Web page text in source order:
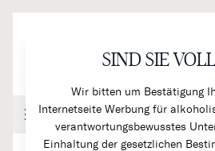
SIND SIE
Wir bitten um Bestätigung
Internetseite Werbung für
verantwortungsbewusstes
Einhaltung der gesetzlichen
Handel & Gastronomie